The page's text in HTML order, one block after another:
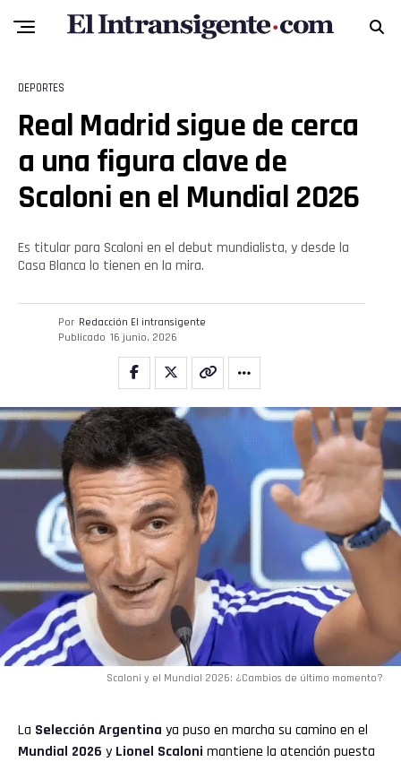
DEPORTES
Real Madrid sigue de cerca
a una figura clave de
Scaloni en el Mundial 2026
Es titular para Scaloni en el debut mundialista, y desde la
Casa Blanca lo tienen en la mira.
Por Redacción El intransigente
Publicado 16 junio, 2026
Scaloni y el Mundial 2026: ¿Cambios de último momento?
La Selección Argentina ya puso en marcha su camino en el
Mundial 2026 y Lionel Scaloni mantiene la atención puesta
Flipboard
Pinterest
Whatsapp
Email